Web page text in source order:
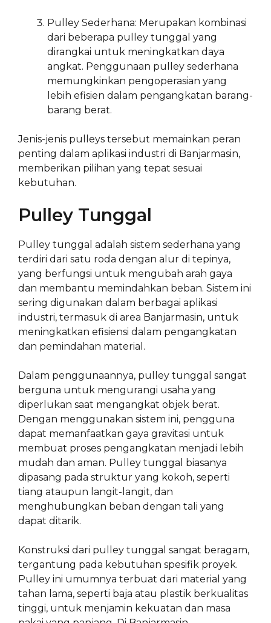
Pulley Sederhana: Merupakan kombinasi
dari beberapa pulley tunggal yang
dirangkai untuk meningkatkan daya
angkat. Penggunaan pulley sederhana
memungkinkan pengoperasian yang
lebih efisien dalam pengangkatan barang-
barang berat.
Jenis-jenis pulleys tersebut memainkan peran
penting dalam aplikasi industri di Banjarmasin,
memberikan pilihan yang tepat sesuai
kebutuhan.
Pulley Tunggal
Pulley tunggal adalah sistem sederhana yang
terdiri dari satu roda dengan alur di tepinya,
yang berfungsi untuk mengubah arah gaya
dan membantu memindahkan beban. Sistem ini
sering digunakan dalam berbagai aplikasi
industri, termasuk di area Banjarmasin, untuk
meningkatkan efisiensi dalam pengangkatan
dan pemindahan material.
Dalam penggunaannya, pulley tunggal sangat
berguna untuk mengurangi usaha yang
diperlukan saat mengangkat objek berat.
Dengan menggunakan sistem ini, pengguna
dapat memanfaatkan gaya gravitasi untuk
membuat proses pengangkatan menjadi lebih
mudah dan aman. Pulley tunggal biasanya
dipasang pada struktur yang kokoh, seperti
tiang ataupun langit-langit, dan
menghubungkan beban dengan tali yang
dapat ditarik.
Konstruksi dari pulley tunggal sangat beragam,
tergantung pada kebutuhan spesifik proyek.
Pulley ini umumnya terbuat dari material yang
tahan lama, seperti baja atau plastik berkualitas
tinggi, untuk menjamin kekuatan dan masa